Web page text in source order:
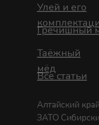
Алтайский
ЗАТО
Улей и его
Гречишный
Все статьи
Таёжный
мёд